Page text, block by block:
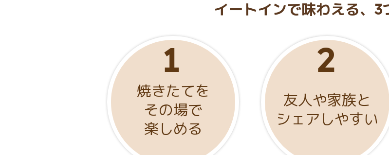
イートインで味わえる、3
焼きたてを
その場で
楽しめる
友人や家族と
シェアしやすい